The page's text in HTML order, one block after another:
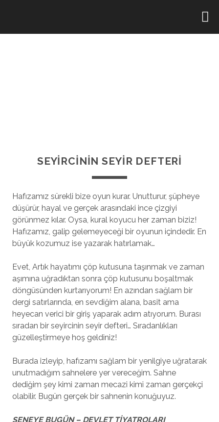
SEYİRCİNİN SEYİR DEFTERİ
Hafızamız sürekli bize oyun kurar. Unutturur, şüpheye
düşürür, hayal ve gerçek arasındaki ince çizgiyi
görünmez kılar. Oysa, kural koyucu her zaman biziz!
Hafızamız, galip gelemeyeceği bir oyunun içindedir. En
büyük kozumuz ise yazarak hatırlamak…
Evet, Artık hayatımı çöp kutusuna taşınmak ve zaman
aşımına uğradıktan sonra çöp kutusunu boşaltmak
döngüsünden kurtarıyorum! En azından sağlam bir
dergi satırlarında, en sevdiğim alana, basit ama
heyecan verici bir giriş yaparak adım atıyorum. Burası
sıradan bir seyircinin seyir defteri… Sıradanlıkları
güzelleştirmeye hoş geldiniz!
Burada izleyip, hafızamı sağlam bir yenilgiye uğratarak
unutmadığım sahnelere yer vereceğim. Sahne
dediğim şey kimi zaman mecazi kimi zaman gerçekçi
olabilir. Bugün gerçek bir sahnenin konuğuyuz.
SENEYE BUGÜN – DEVLET TİYATROLARI